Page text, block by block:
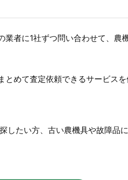
者に1社ずつ問い合わせて、農
めて査定依頼できるサービスを
したい方、古い農機具や故障品